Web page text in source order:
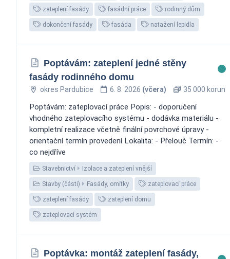
zateplení fasády fasádní práce rodinný dům
dokončení fasády fasáda natažení lepidla
Poptávám: zateplení jedné stěny
fasády rodinného domu
okres Pardubice 6. 8. 2026 (včera) 35 000 korun
Poptávám: zateplovací práce Popis: - doporučení
vhodného zateplovacího systému - dodávka materiálu -
kompletní realizace včetně finální povrchové úpravy -
orientační termín provedení Lokalita: - Přelouč Termín: -
co nejdříve
Stavebnictví Izolace a zateplení vnější
Stavby (části) Fasády, omítky zateplovací práce
zateplení fasády zateplení domu
zateplovací systém
Poptávka: montáž zateplení fasády,